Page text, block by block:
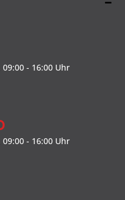
- 16:00 Uhr
- 16:00 Uhr